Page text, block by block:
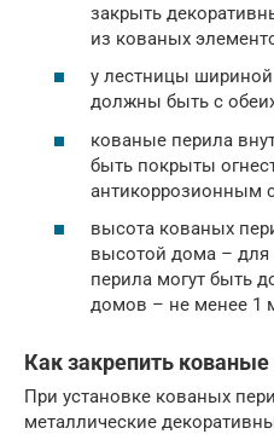
закрыть
из кованых
у лестницы
должны быть с
кованые перила
быть покрыты
антикоррозионным
высота кованых
высотой дома –
перила могут быть
домов – не менее 1
Как закрепить кованые
При установке кованых
металлические